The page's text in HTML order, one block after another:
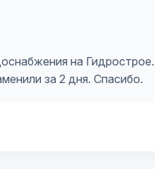
на
за 2 дня. Спасибо.